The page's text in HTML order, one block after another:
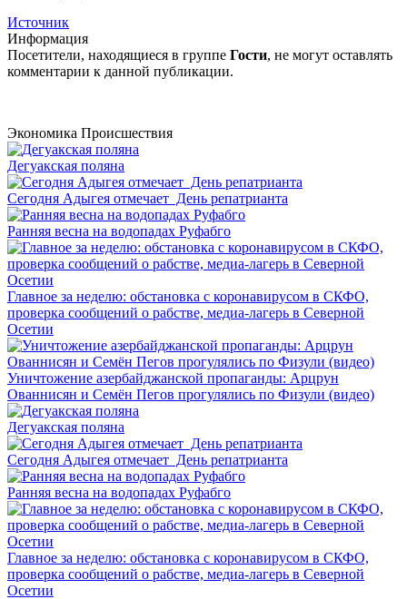
Источник
Информация
Посетители, находящиеся в группе Гости, не могут оставлять
комментарии к данной публикации.
Экономика Происшествия
Дегуакская поляна
Сегодня Адыгея отмечает День репатрианта
Ранняя весна на водопадах Руфабго
Главное за неделю: обстановка с коронавирусом в СКФО,
проверка сообщений о рабстве, медиа-лагерь в Северной
Осетии
Уничтожение азербайджанской пропаганды: Арцрун
Ованнисян и Семён Пегов прогулялись по Физули (видео)
Дегуакская поляна
Сегодня Адыгея отмечает День репатрианта
Ранняя весна на водопадах Руфабго
Главное за неделю: обстановка с коронавирусом в СКФО,
проверка сообщений о рабстве, медиа-лагерь в Северной
Осетии